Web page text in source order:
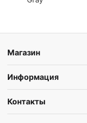
Магазин
Информация
Контакты